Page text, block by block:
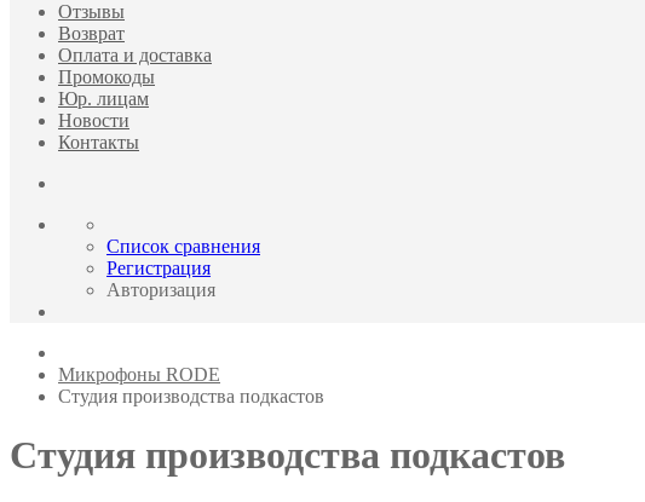
Отзывы
Возврат
Оплата и доставка
Промокоды
Юр. лицам
Новости
Контакты
Список сравнения
Регистрация
Авторизация
Микрофоны RODE
Студия производства подкастов
Студия производства подкастов